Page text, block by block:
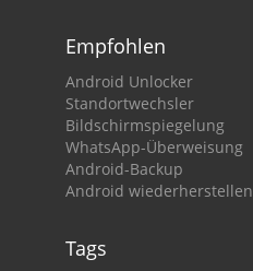
Empfohlen
Android Unlocker
Standortwechsler
Bildschirmspiegelung
WhatsApp-Überweisung
Android-Backup
Android wiederherstellen
Tags